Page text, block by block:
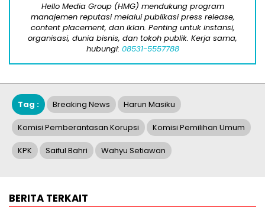
Hello Media Group (HMG) mendukung program
manajemen reputasi melalui publikasi press release,
content placement, dan iklan. Penting untuk instansi,
organisasi, dunia bisnis, dan tokoh publik. Kerja sama,
hubungi: 08531-5557788
Tag : Breaking News Harun Masiku
Komisi Pemberantasan Korupsi Komisi Pemilihan Umum
KPK Saiful Bahri Wahyu Setiawan
BERITA TERKAIT